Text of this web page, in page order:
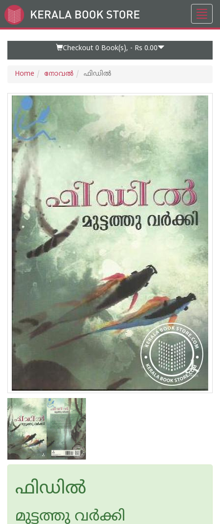
Go
to
Checkout 0 Book(s), - Rs 0.00
Home നോവല്‍ ഫിഡില്‍
ഫിഡില്‍
മുട്ടത്തു വര്‍ക്കി